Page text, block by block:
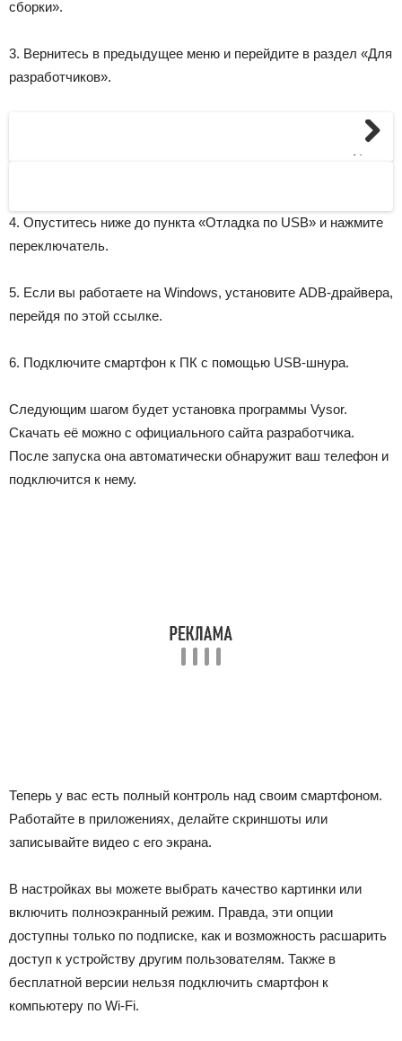
сборки».
3. Вернитесь в предыдущее меню и перейдите в раздел «Для
разработчиков».
Next
4. Опуститесь ниже до пункта «Отладка по USB» и нажмите
переключатель.
5. Если вы работаете на Windows, установите ADB-драйвера,
перейдя по этой ссылке.
6. Подключите смартфон к ПК с помощью USB-шнура.
Следующим шагом будет установка программы Vysor.
Скачать её можно с официального сайта разработчика.
После запуска она автоматически обнаружит ваш телефон и
подключится к нему.
Теперь у вас есть полный контроль над своим смартфоном.
Работайте в приложениях, делайте скриншоты или
записывайте видео с его экрана.
В настройках вы можете выбрать качество картинки или
включить полноэкранный режим. Правда, эти опции
доступны только по подписке, как и возможность расшарить
доступ к устройству другим пользователям. Также в
бесплатной версии нельзя подключить смартфон к
компьютеру по Wi-Fi.